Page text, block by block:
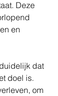
Deze
en
dat
doel is.
om